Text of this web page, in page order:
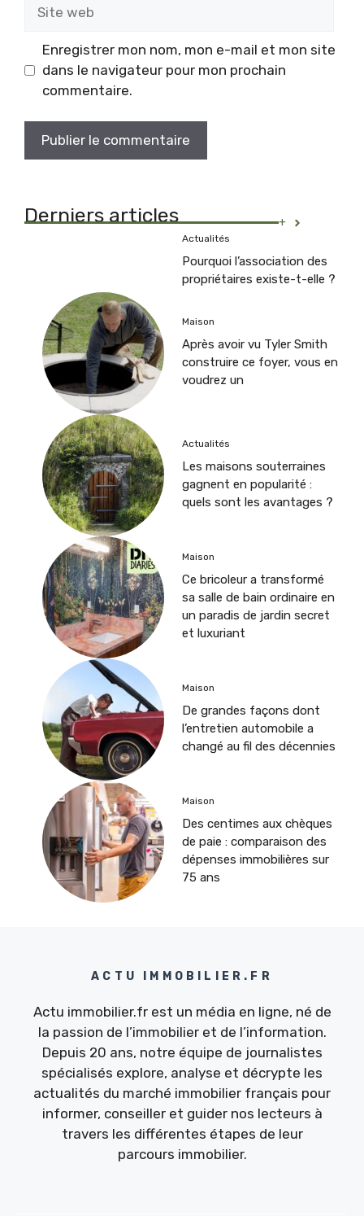
web
Enregistrer mon nom, mon e-mail et mon site
dans le navigateur pour mon prochain
commentaire.
Derniers articles +
Actualités
Pourquoi l’association des
propriétaires existe-t-elle ?
Maison
Après avoir vu Tyler Smith
construire ce foyer, vous en
voudrez un
Actualités
Les maisons souterraines
gagnent en popularité :
quels sont les avantages ?
Maison
Ce bricoleur a transformé
sa salle de bain ordinaire en
un paradis de jardin secret
et luxuriant
Maison
De grandes façons dont
l’entretien automobile a
changé au fil des décennies
Maison
Des centimes aux chèques
de paie : comparaison des
dépenses immobilières sur
75 ans
ACTU IMMOBILIER.FR
Actu immobilier.fr est un média en ligne, né de
la passion de l’immobilier et de l’information.
Depuis 20 ans, notre équipe de journalistes
spécialisés explore, analyse et décrypte les
actualités du marché immobilier français pour
informer, conseiller et guider nos lecteurs à
travers les différentes étapes de leur
parcours immobilier.